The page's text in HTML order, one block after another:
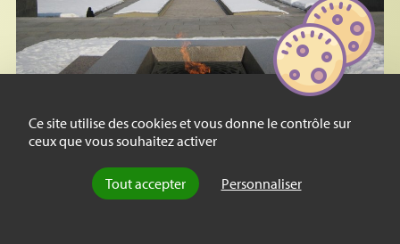
Ce site utilise des cookies et vous donne le contrôle sur
ceux que vous souhaitez activer
Tout accepter Personnaliser
Essai
Leningrad assiégé : une
mémoire conflictuelle